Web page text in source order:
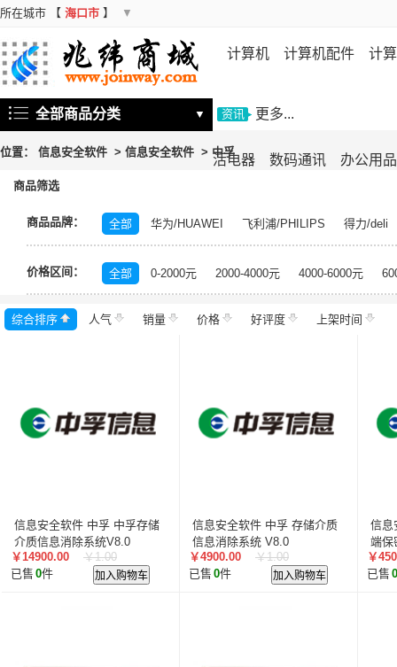
所在城市 【 海口市 】 ▼
计算机 计算机配件 计
机 存储设备
活电器 数码通讯 办公用品
全部商品分类 ▼ 资讯 更多...
位置： 信息安全软件 > 信息安全软件 > 中孚
商品筛选
商品品牌： 全部 华为/HUAWEI 飞利浦/PHILIPS
得力/deli
奇安信/QI-ANXIN
海康威视/HIKVISION
深信服/
书生
北信源 金仓 中孚信息 格尔/koal 浩
价格区间： 全部 0-2000元 2000-4000元 4000-6000元
综合排序 人气 销量 价格 好评度 上架时间
信息安全软件 中孚 中孚存储
介质信息消除系统V8.0
￥14900.00
￥1.00
已售 0件 加入购物车
信息安全软件 中孚 存储介质
信息消除系统 V8.0
￥4900.00
￥1.00
已售 0件 加入购物车
信息
端保
操作
￥
已售 0